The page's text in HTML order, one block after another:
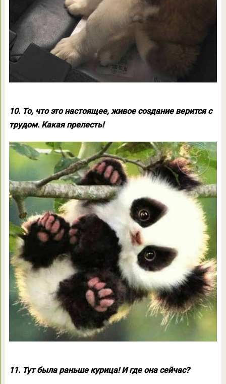
10. То, что это настоящее, живое создание верится с
трудом. Какая прелесть!
11. Тут была раньше курица! И где она сейчас?